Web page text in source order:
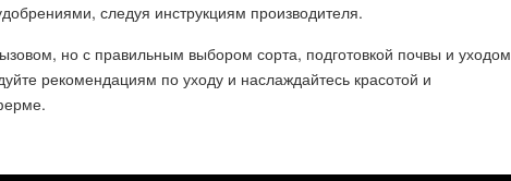
следуя инструкциям производителя.
но с правильным выбором сорта, подготовкой почвы и уходом
рекомендациям по уходу и наслаждайтесь красотой и